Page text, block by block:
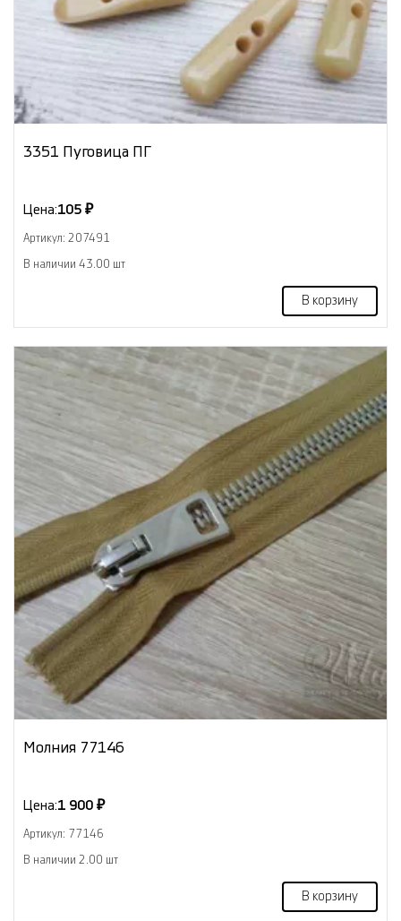
3351 Пуговица ПГ
Цена:105 ₽
Артикул: 207491
В наличии 43.00 шт
В корзину
Молния 77146
Цена:1 900 ₽
Артикул: 77146
В наличии 2.00 шт
В корзину